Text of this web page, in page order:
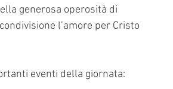
generosa operosità di
l’amore per Cristo
eventi della giornata: